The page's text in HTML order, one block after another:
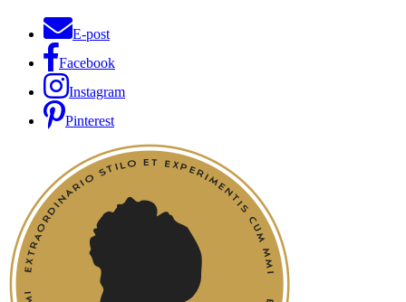
E-post
Facebook
Instagram
Pinterest